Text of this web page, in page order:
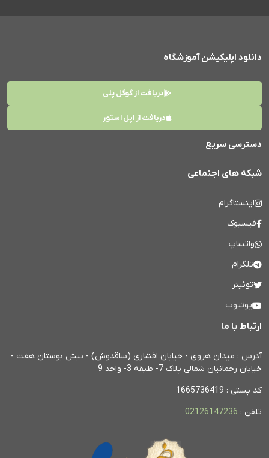
دانلود اپلیکیشن آموزشگاه
دریافت از گوگل پلی
دریافت از اپل استور
دسترسی سریع
شبکه های اجتماعی
اینستاگرام
فیسبوک
واتساپ
تلگرام
توئیتر
یوتیوب
ارتباط با ما
آدرس : میدان هروی - خیابان افشاری (ساقدوش) - نبش بوستان هفت -
خیابان رحمانیان شمالی پلاک 7- طبقه 3- واحد 9
کد پستی : 1665736419
تلفن : 02126147236